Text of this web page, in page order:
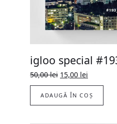
igloo special
50,00lei Prețul
inițial
a
fost:
15,00 lei
curent
este:
15,00 lei.
ADAUGĂ ÎN COȘ